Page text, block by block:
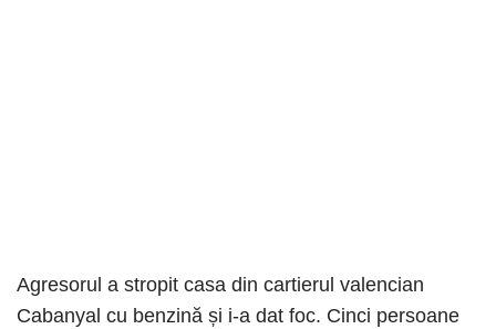
Agresorul a stropit casa din cartierul valencian
Cabanyal cu benzină și i-a dat foc. Cinci persoane